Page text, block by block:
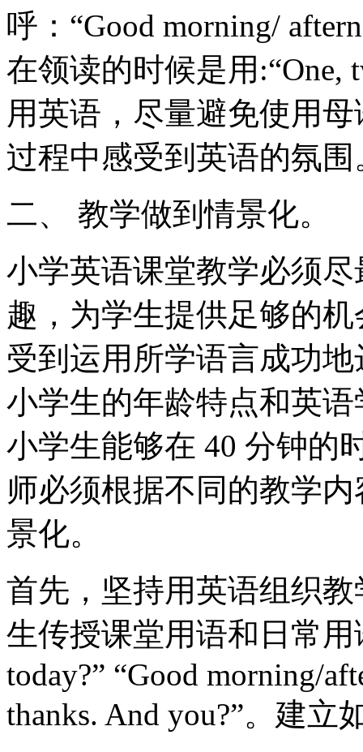
呼：“Good morning/
在领读的时候是用:“One,
用英语，尽量避免使用
过程中感受到英语的氛围
二、 教学做到情景化。
小学英语课堂教学必须
趣，为学生提供足够的
受到运用所学语言成功
小学生的年龄特点和英
小学生能够在 40 分钟的
师必须根据不同的教学
景化。
首先，坚持用英语组织
生传授课堂用语和日常用
today?” “Good morning/
thanks. And you?”。建